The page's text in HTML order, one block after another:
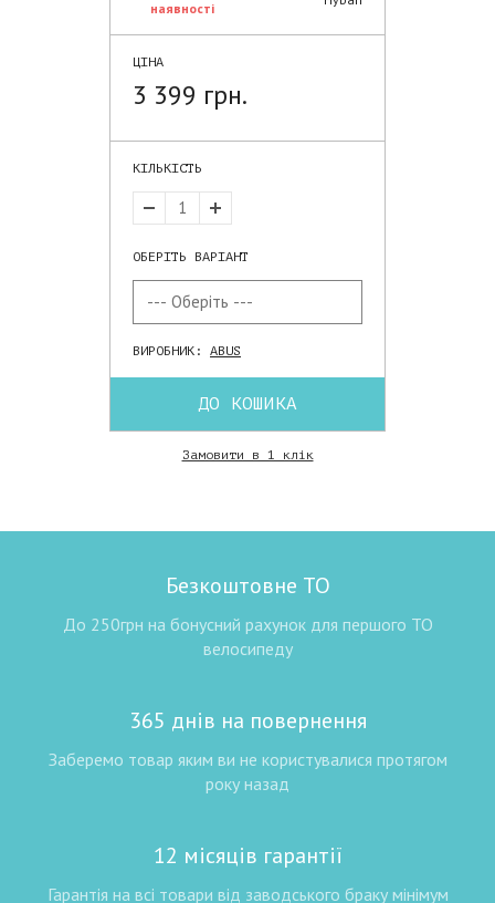
наявності
ЦІНА
3 399 грн.
КІЛЬКІСТЬ
ОБЕРІТЬ ВАРІАНТ
ВИРОБНИК: ABUS
ДО КОШИКА
Замовити в 1 клік
Безкоштовне ТО
До 250грн на бонусний рахунок для першого ТО
велосипеду
365 днів на повернення
Заберемо товар яким ви не користувалися протягом
року назад
12 місяців гарантії
Гарантія на всі товари від заводського браку мінімум